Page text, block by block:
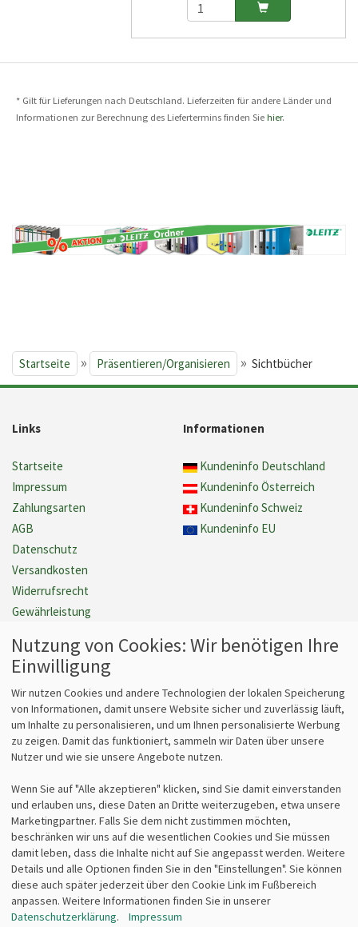
* Gilt für Lieferungen nach Deutschland. Lieferzeiten für andere Länder und
Informationen zur Berechnung des Liefertermins finden Siehier.
Startseite » Präsentieren/Organisieren » Sichtbücher
Links
Startseite
Impressum
Zahlungsarten
AGB
Datenschutz
Versandkosten
Widerrufsrecht
Gewährleistung
Cookie Einstellungen verwalten
Vertrag widerrufen
Informationen
Kundeninfo Deutschland
Kundeninfo Österreich
Kundeninfo Schweiz
Kundeninfo EU
Fragen
Kontaktformular
Fragen zum Vertrieb?
info@lz-fachshop.de
Fragen zum Internetshop?
webmaster@lz-fachshop.de
Kontakt
bits&paper GmbH
Sonnenstr. 6
85764 Oberschleißheim
Tel 089/315 70 30
Fax 089/315 33 45
Alle Texte, Grafiken, Bilder und das Layout sind urheberrechtlich
geschützt und dürfen nicht ohne ausdrückliche, schriftliche
Erlaubnis weiterverwendet werden.
Nutzung von Cookies: Wir benötigen Ihre
Einwilligung
Wir nutzen Cookies und andere Technologien der lokalen Speicherung
von Informationen, damit unsere Website sicher und zuverlässig läuft,
um Inhalte zu personalisieren, und um Ihnen personalisierte Werbung
zu zeigen. Damit das funktioniert, sammeln wir Daten über unsere
Nutzer und wie sie unsere Angebote nutzen.
Wenn Sie auf "Alle akzeptieren" klicken, sind Sie damit einverstanden
und erlauben uns, diese Daten an Dritte weiterzugeben, etwa unsere
Marketingpartner. Falls Sie dem nicht zustimmen möchten,
beschränken wir uns auf die wesentlichen Cookies und Sie müssen
damit leben, dass die Inhalte nicht auf Sie angepasst werden. Weitere
Details und alle Optionen finden Sie in den "Einstellungen". Sie können
diese auch später jederzeit über den Cookie Link im Fußbereich
anpassen. Weitere Informationen finden Sie in unserer
Datenschutzerklärung. Impressum